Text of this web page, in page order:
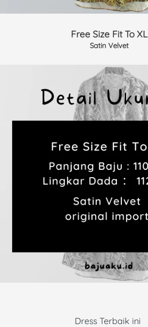
Free Size Fit To XL
Satin Velvet
Dress Terbaik ini